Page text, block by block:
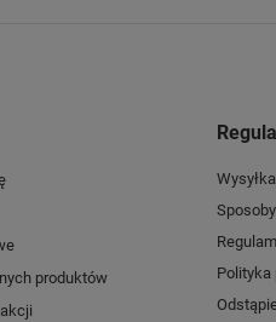
produktów
Wysyłka
Polityka